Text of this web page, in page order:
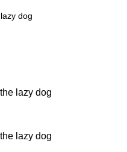
dog
lazy dog
lazy dog